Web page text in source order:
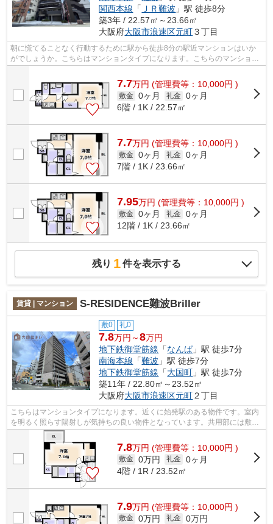
関西本線 「 ＪＲ難波 」駅 徒歩8分
築3年 / 22.57㎡～23.66㎡
大阪府大阪市浪速区元町３丁目
朝に慌てることなく行動するために駅から徒歩8分の駅近マンションはいか
がでしょうか。こちらはマンションタイプになります。こちらのマンション
7.7万円 (管理費等：10,000円 )
敷金 0ヶ月 礼金 0ヶ月
6階 / 1K / 22.57㎡
7.7万円 (管理費等：10,000円 )
敷金 0ヶ月 礼金 0ヶ月
7階 / 1K / 23.66㎡
7.95万円 (管理費等：10,000円 )
敷金 0ヶ月 礼金 0ヶ月
12階 / 1K / 23.66㎡
残り 1件を表示する
賃貸 | マンション S-RESIDENCE難波Briller
敷0 礼0
7.8万円～8万円
地下鉄御堂筋線 「なんば」駅 徒歩7分
南海本線 「難波 」駅 徒歩7分
地下鉄御堂筋線 「大国町 」駅 徒歩7分
築11年 / 22.80㎡～23.52㎡
大阪府大阪市浪速区元町２丁目
こちらはマンションタイプになります。近くに始発駅のある物件です。室内
を明るく照らす陽射しが気持ちの良い物件となっています。共用部には敷地
内ごみ置き場・エレベータなどが揃っ...
7.8万円 (管理費等：10,000円 )
敷金 0万円 礼金 0ヶ月
4階 / 1R / 23.52㎡
7.9万円 (管理費等：10,000円 )
敷金 0万円 礼金 0万円